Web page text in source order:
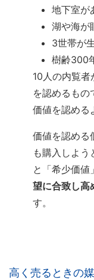
地下室が
湖や海が
3世帯が
樹齢300
10人の内覧
を認めるもの
価値を認める
価値を認める
も購入しよ
と「希少価値
望に合致し高
す。
高く売るときの